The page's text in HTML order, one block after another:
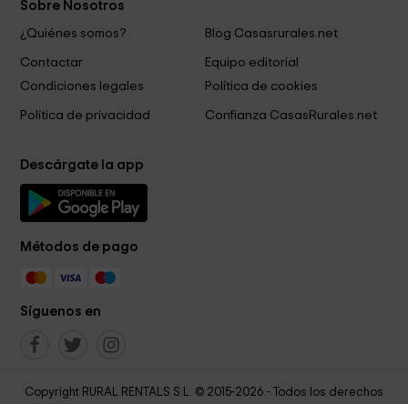
Sobre Nosotros
¿Quiénes somos?
Blog Casasrurales.net
Contactar
Equipo editorial
Condiciones legales
Política de cookies
Política de privacidad Confianza CasasRurales.net
Descárgate la app
Métodos de pago
Síguenos en
Copyright RURAL RENTALS S.L. © 2015-2026 - Todos los derechos